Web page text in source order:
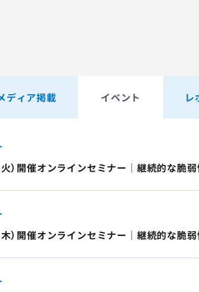
ディア掲載 イベント レ
）開催オンラインセミナー｜継続的な脆
）開催オンラインセミナー｜継続的な脆